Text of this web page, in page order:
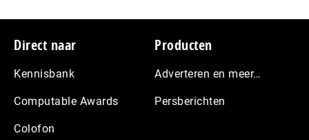
Footer
Direct naar
Kennisbank
Computable Awards
Colofon
Producten
Adverteren en meer…
Persberichten